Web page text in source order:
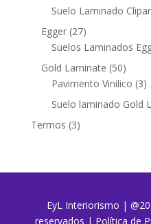
Suelo Laminado
Egger 2727
productos
Suelos Laminados
Gold Laminate 5050
Pavimento Vinilico 33
Suelo laminado Gold
Termos 33
EyL Interiorismo |
reservados | Política de